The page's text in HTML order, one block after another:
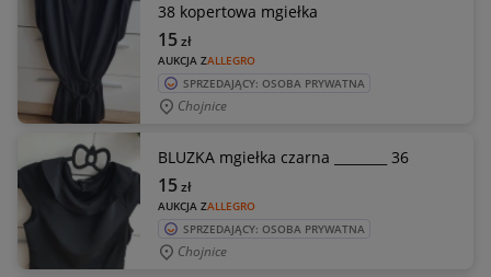
38 kopertowa mgiełka
AUKCJA ZALLEGRO
15zł
SPRZEDAJĄCY: OSOBA PRYWATNA
Chojnice
BLUZKA mgiełka czarna ________ 36
AUKCJA ZALLEGRO
15zł
SPRZEDAJĄCY: OSOBA PRYWATNA
Chojnice